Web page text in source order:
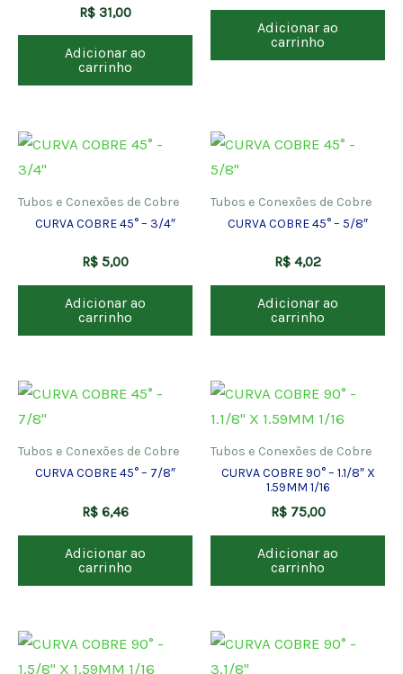
R$ 31,00
Adicionar ao
carrinho
Adicionar ao
carrinho
Tubos e Conexões de Cobre
CURVA COBRE 45° – 3/4″
R$ 5,00
Adicionar ao
carrinho
Tubos e Conexões de Cobre
CURVA COBRE 45° – 5/8″
R$ 4,02
Adicionar ao
carrinho
Tubos e Conexões de Cobre
CURVA COBRE 45° – 7/8″
R$ 6,46
Adicionar ao
carrinho
Tubos e Conexões de Cobre
CURVA COBRE 90° – 1.1/8″ X
1.59MM 1/16
R$75,00
Adicionar ao
carrinho